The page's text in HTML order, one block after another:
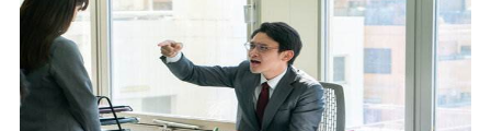
の後、まさかの展開に営業部長の顔が真っ青に…